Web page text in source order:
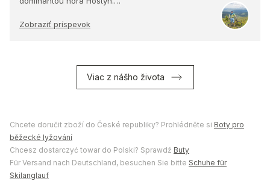
Zobraziť príspevok
Viac z nášho života
Chcete doručit zboží do České republiky? Prohlédněte si Boty pro
běžecké lyžování
Chcesz dostarczyć towar do Polski? Sprawdź Buty
Für Versand nach Deutschland, besuchen Sie bitte Schuhe für
Skilanglauf